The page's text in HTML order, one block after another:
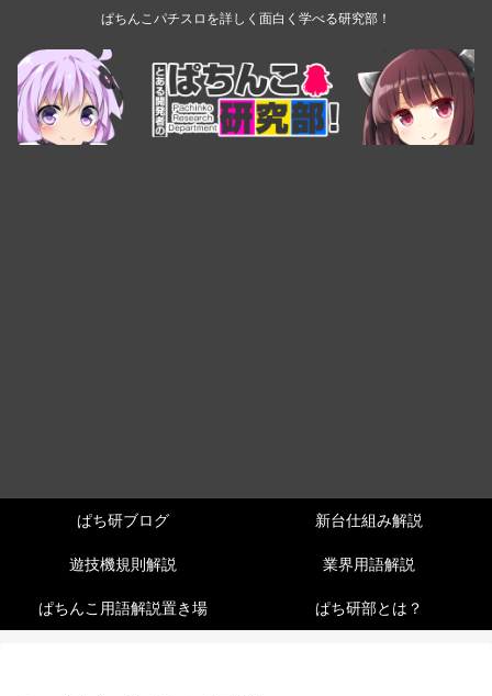
ぱちんこパチスロを詳しく面白く学べる研究部！
ぱち研ブログ 新台仕組み解説
遊技機規則解説 業界用語解説
ぱちんこ用語解説置き場 ぱち研部とは？